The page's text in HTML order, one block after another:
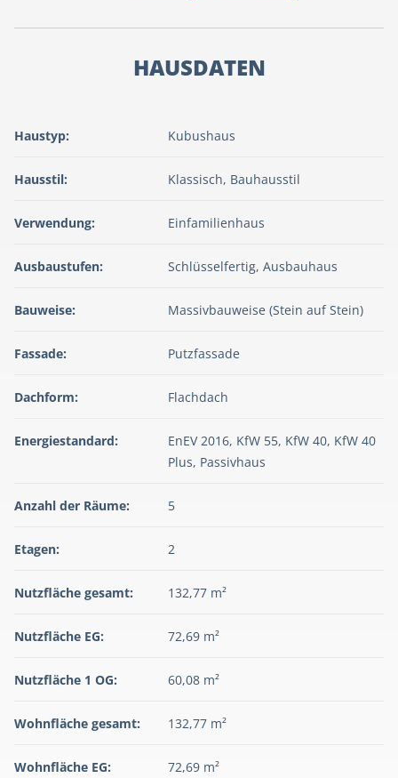
HAUSDATEN
Haustyp: Kubushaus
Hausstil: Klassisch, Bauhausstil
Verwendung: Einfamilienhaus
Ausbaustufen: Schlüsselfertig, Ausbauhaus
Bauweise: Massivbauweise (Stein auf Stein)
Fassade: Putzfassade
Dachform: Flachdach
Energiestandard:
EnEV 2016, KfW 55, KfW 40, KfW 40
Plus, Passivhaus
Anzahl der Räume: 5
Etagen: 2
Nutzfläche gesamt: 132,77 m²
Nutzfläche EG: 72,69 m²
Nutzfläche 1 OG: 60,08 m²
Wohnfläche gesamt: 132,77 m²
Wohnfläche EG: 72,69 m²